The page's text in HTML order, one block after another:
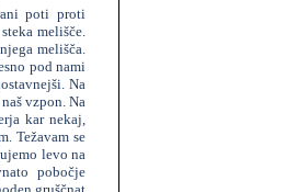
poti proti
melišče.
melišča.
pod nami
Na
vzpon. Na
kar nekaj,
Težavam se
levo na
pobočje